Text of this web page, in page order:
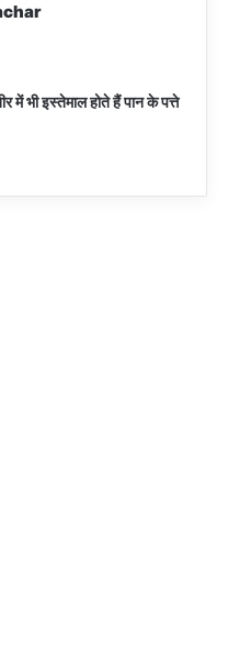
में भी इस्तेमाल होते हैं पान के पत्ते